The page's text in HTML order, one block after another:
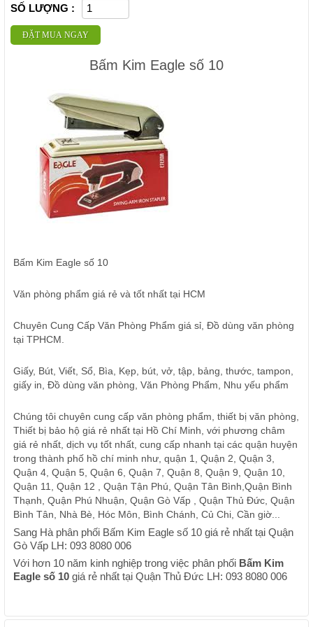
SỐ LƯỢNG :
ĐẶT MUA NGAY
Bấm Kim Eagle số 10
Bấm Kim Eagle số 10
Văn phòng phẩm giá rẻ và tốt nhất tại HCM
Chuyên Cung Cấp Văn Phòng Phẩm giá sỉ, Đồ dùng văn phòng
tại TPHCM.
Giấy, Bút, Viết, Sổ, Bìa, Kẹp, bút, vở, tập, bảng, thước, tampon,
giấy in, Đồ dùng văn phòng, Văn Phòng Phẩm, Nhu yếu phẩm
Chúng tôi chuyên cung cấp văn phòng phẩm, thiết bị văn phòng,
Thiết bị bảo hộ giá rẻ nhất tại Hồ Chí Minh, với phương châm
giá rẻ nhất, dịch vụ tốt nhất, cung cấp nhanh tại các quận huyện
trong thành phố hồ chí minh như, quận 1, Quận 2, Quận 3,
Quận 4, Quận 5, Quận 6, Quận 7, Quận 8, Quận 9, Quận 10,
Quận 11, Quận 12 , Quận Tận Phú, Quận Tân Bình,Quận Bình
Thạnh, Quận Phú Nhuận, Quận Gò Vấp , Quận Thủ Đức, Quận
Bình Tân, Nhà Bè, Hóc Môn, Bình Chánh, Củ Chi, Cần giờ...
Sang Hà phân phối Bấm Kim Eagle số 10 giá rẻ nhất tại Quận
Gò Vấp LH: 093 8080 006
Với hơn 10 năm kinh nghiệp trong việc phân phối Bấm Kim
Eagle số 10 giá rẻ nhất tại Quận Thủ Đức LH: 093 8080 006